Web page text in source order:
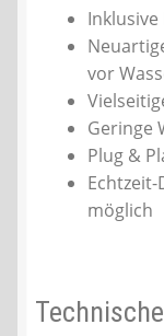
vor
Geringe
Plug &
möglich